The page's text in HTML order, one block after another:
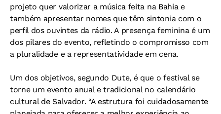
projeto quer valorizar a música feita na Bahia e
também apresentar nomes que têm sintonia com o
perfil dos ouvintes da rádio. A presença feminina é um
dos pilares do evento, refletindo o compromisso com
a pluralidade e a representatividade em cena.
Um dos objetivos, segundo Dute, é que o festival se
torne um evento anual e tradicional no calendário
cultural de Salvador. “A estrutura foi cuidadosamente